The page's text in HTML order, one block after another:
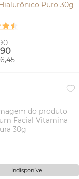
Puro 30g
Indisponível